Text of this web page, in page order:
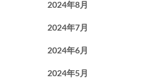
2024年8月
2024年7月
2024年6月
2024年5月